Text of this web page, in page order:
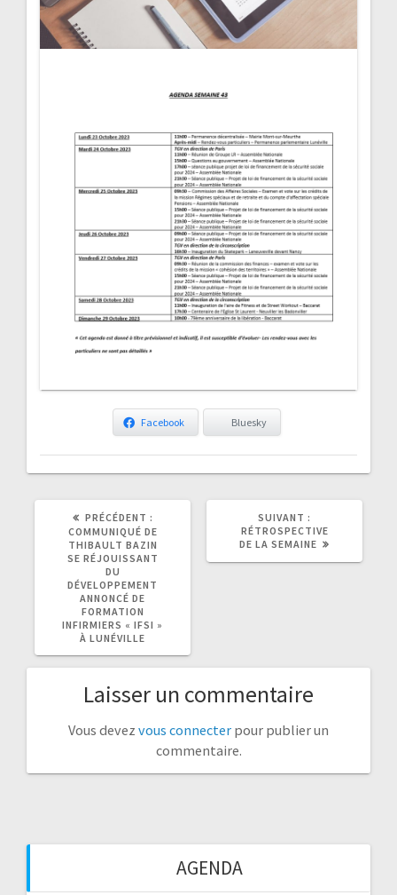
Facebook Bluesky
PRÉCÉDENT :
ARTICLE
PRÉCÉDENT
COMMUNIQUÉ DE
THIBAULT BAZIN
SE RÉJOUISSANT
DU
DÉVELOPPEMENT
ANNONCÉ DE
FORMATION
INFIRMIERS « IFSI »
À LUNÉVILLE
SUIVANT :
ARTICLE
RÉTROSPECTIVE
DE LA SEMAINE
Laisser un commentaire
Vous devez vous connecter pour publier un
commentaire.
AGENDA